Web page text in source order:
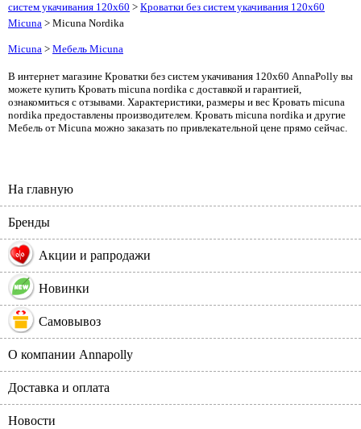
систем укачивания 120х60 > Кроватки без систем укачивания 120х60
Micuna > Micuna Nordika
Micuna > Мебель Micuna
В интернет магазине Кроватки без систем укачивания 120х60 AnnaPolly вы
можете купить Кровать micuna nordika с доставкой и гарантией,
ознакомиться с отзывами. Характеристики, размеры и вес Кровать micuna
nordika предоставлены производителем. Кровать micuna nordika и другие
Мебель от Micuna можно заказать по привлекательной цене прямо сейчас.
На главную
Бренды
% Акции и рапродажи
Новинки
Самовывоз
О компании Annapolly
Доставка и оплата
Новости